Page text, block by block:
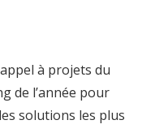
à projets du
de l’année pour
solutions les plus